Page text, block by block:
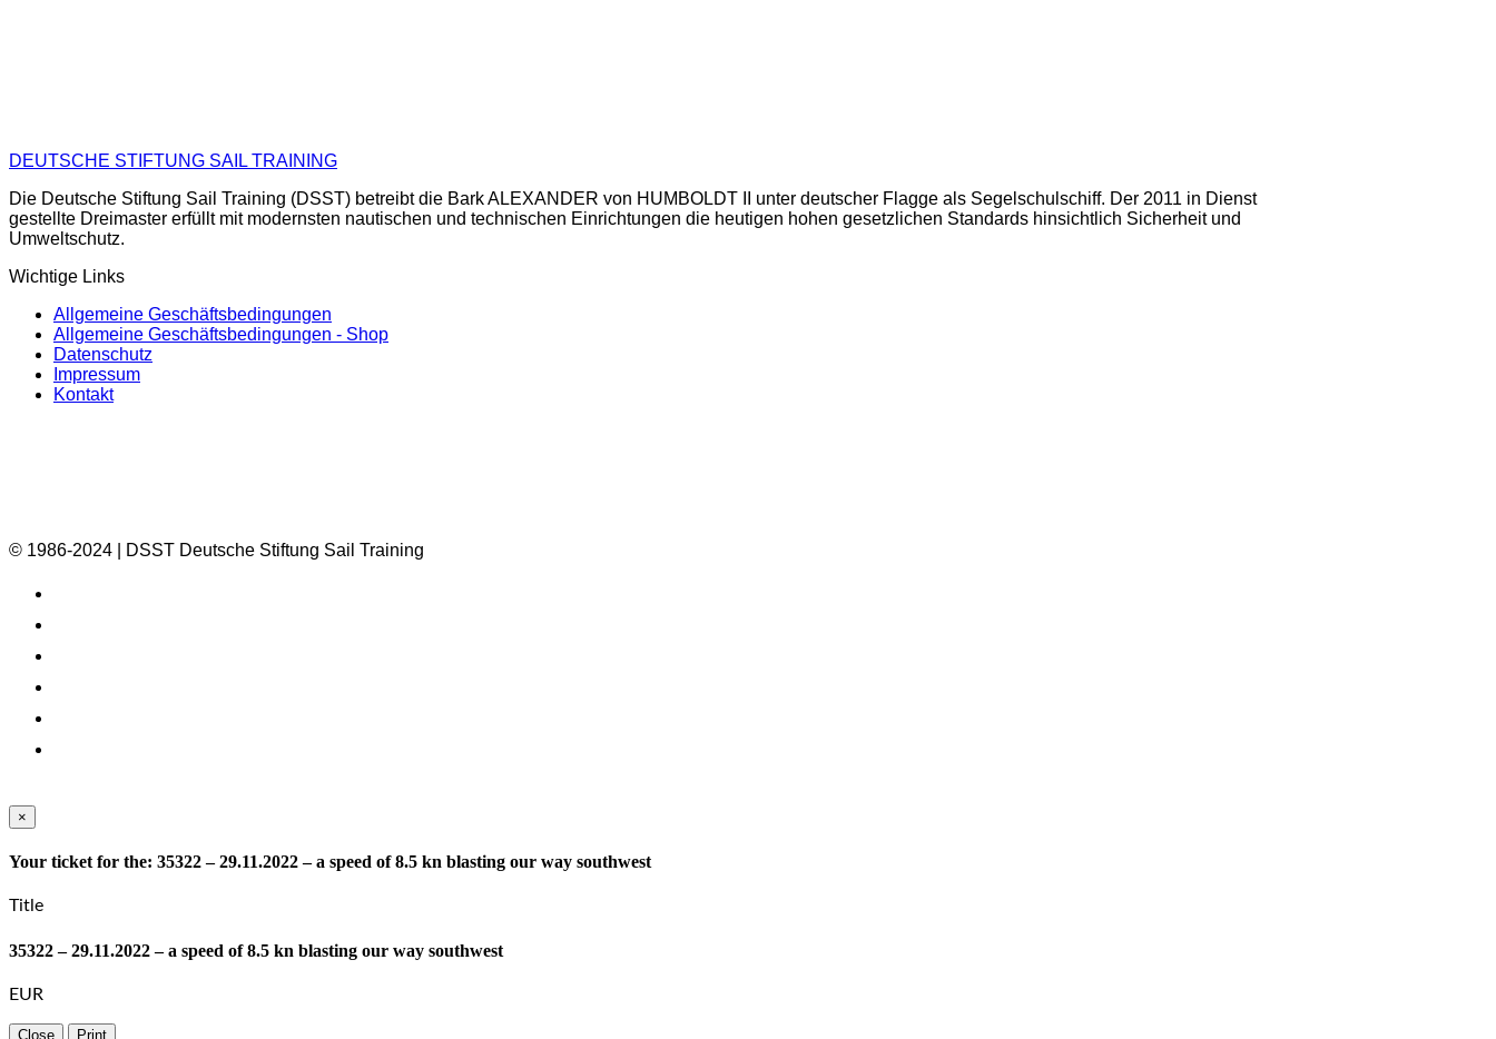
DEUTSCHE STIFTUNG SAIL TRAINING
Die Deutsche Stiftung Sail Training (DSST) betreibt die Bark ALEXANDER von HUMBOLDT II unter deutscher Flagge als Segelschulschiff. Der 2011 in Dienst
gestellte Dreimaster erfüllt mit modernsten nautischen und technischen Einrichtungen die heutigen hohen gesetzlichen Standards hinsichtlich Sicherheit und
Umweltschutz.
Wichtige Links
Allgemeine Geschäftsbedingungen
Allgemeine Geschäftsbedingungen - Shop
Datenschutz
Impressum
Kontakt
© 1986-2024 | DSST Deutsche Stiftung Sail Training
×
Your ticket for the: 35322 – 29.11.2022 – a speed of 8.5 kn blasting our way southwest
Title
35322 – 29.11.2022 – a speed of 8.5 kn blasting our way southwest
EUR
Close Print